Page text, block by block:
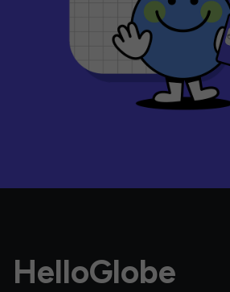
HelloGlobe